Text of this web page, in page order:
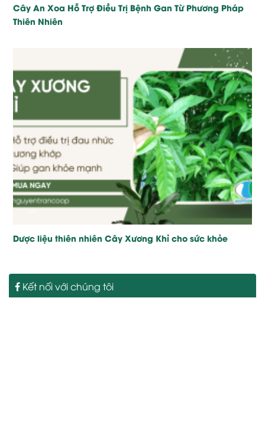
Cây An Xoa Hỗ Trợ Điều Trị Bệnh Gan Từ Phương Pháp
Thiên Nhiên
Dược liệu thiên nhiên Cây Xương Khỉ cho sức khỏe
Kết nối với chúng tôi